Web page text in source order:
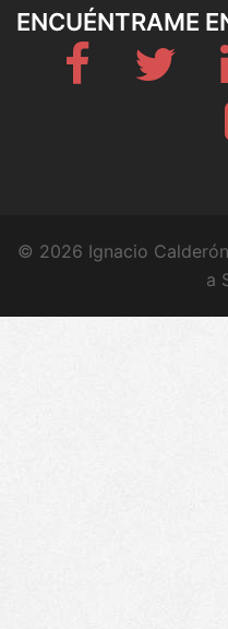
ENCUÉNTRAME
Fb
© 2026 Ignacio
a